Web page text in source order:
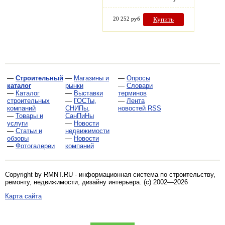
20 252 руб Купить
— Строительный
каталог
— Каталог
строительных
компаний
— Товары и
услуги
— Статьи и
обзоры
— Фотогалереи
— Магазины и
рынки
— Выставки
— ГОСТы,
СНИПы,
СанПиНы
— Новости
недвижимости
— Новости
компаний
— Опросы
— Словари
терминов
— Лента
новостей RSS
Copyright by RMNT.RU - информационная система по строительству,
ремонту, недвижимости, дизайну интерьера. (c) 2002—2026
Карта сайта